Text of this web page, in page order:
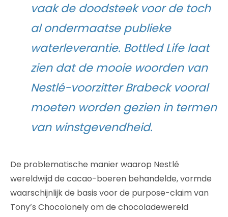
vaak de doodsteek voor de toch
al ondermaatse publieke
waterleverantie. Bottled Life laat
zien dat de mooie woorden van
Nestlé-voorzitter Brabeck vooral
moeten worden gezien in termen
van winstgevendheid.
De problematische manier waarop Nestlé
wereldwijd de cacao-boeren behandelde, vormde
waarschijnlijk de basis voor de purpose-claim van
Tony’s Chocolonely om de chocoladewereld